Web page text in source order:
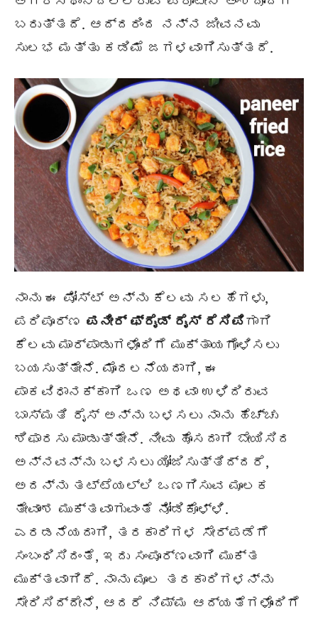
ಬರುತ್ತದೆ. ಆದ್ದರಿಂದ ನನ್ನ ಜೀವನವು
ಸುಲಭ ಮತ್ತು ಕಡಿಮೆ ಜಗಳವಾಗಿಸುತ್ತದೆ.
ನಾನು ಈ ಪೋಸ್ಟ್ ಅನ್ನು ಕೆಲವು ಸಲಹೆಗಳು,
ಪರಿಪೂರ್ಣ ಪನೀರ್ ಫ್ರೈಡ್ ರೈಸ್ ರೆಸಿಪಿಗಾಗಿ
ಕೆಲವು ಮಾರ್ಪಾಡುಗಳೊಂದಿಗೆ ಮುಕ್ತಾಯಗೊಳಿಸಲು
ಬಯಸುತ್ತೇನೆ. ಮೊದಲನೆಯದಾಗಿ, ಈ
ಪಾಕವಿಧಾನಕ್ಕಾಗಿ ಒಣ ಅಥವಾ ಉಳಿದಿರುವ
ಬಾಸ್ಮತಿ ರೈಸ್ ಅನ್ನು ಬಳಸಲು ನಾನು ಹೆಚ್ಚು
ಶಿಫಾರಸು ಮಾಡುತ್ತೇನೆ. ನೀವು ಹೊಸದಾಗಿ ಬೇಯಿಸಿದ
ಅನ್ನವನ್ನು ಬಳಸಲು ಯೋಜಿಸುತ್ತಿದ್ದರೆ,
ಅದನ್ನು ತಟ್ಟೆಯಲ್ಲಿ ಒಣಗಿಸುವ ಮೂಲಕ
ತೇವಾಂಶ ಮುಕ್ತವಾಗುವಂತೆ ನೋಡಿಕೊಳ್ಳಿ.
ಎರಡನೆಯದಾಗಿ, ತರಕಾರಿಗಳ ಸೇರ್ಪಡೆಗೆ
ಸಂಬಂಧಿಸಿದಂತೆ, ಇದು ಸಂಪೂರ್ಣವಾಗಿ ಮುಕ್ತ
ಮುಕ್ತವಾಗಿದೆ. ನಾನು ಮೂಲ ತರಕಾರಿಗಳನ್ನು
ಸೇರಿಸಿದ್ದೇನೆ, ಆದರೆ ನಿಮ್ಮ ಆದ್ಯತೆಗಳೊಂದಿಗೆ